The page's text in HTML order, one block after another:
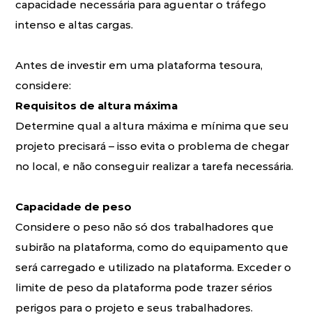
capacidade necessária para aguentar o tráfego
intenso e altas cargas.
Antes de investir em uma plataforma tesoura,
considere:
Requisitos de altura máxima
Determine qual a altura máxima e mínima que seu
projeto precisará – isso evita o problema de chegar
no local, e não conseguir realizar a tarefa necessária.
Capacidade de peso
Considere o peso não só dos trabalhadores que
subirão na plataforma, como do equipamento que
será carregado e utilizado na plataforma. Exceder o
limite de peso da plataforma pode trazer sérios
perigos para o projeto e seus trabalhadores.